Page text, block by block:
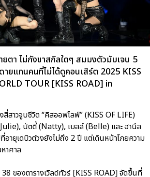
ยตา ไม่กังขาสกิลใดๆ สมมงตัวมัมเจน 5
ายแทนคนที่ไม่ได้ดูคอนเสิร์ต 2025 KISS
TOUR [KISS ROAD] in
สาวจูบชีวิต “คิสออฟไลฟ์” (KISS OF LIFE)
นัตตี้ (Natty), เบลล์ (Belle) และ ฮานึล
ายุเดบิวต์วงยังไม่ถึง 2 ปี แต่เดินหน้าโกยความ
าศาล
ของตารางเวิลด์ทัวร์ [KISS ROAD] จัดขึ้นที่